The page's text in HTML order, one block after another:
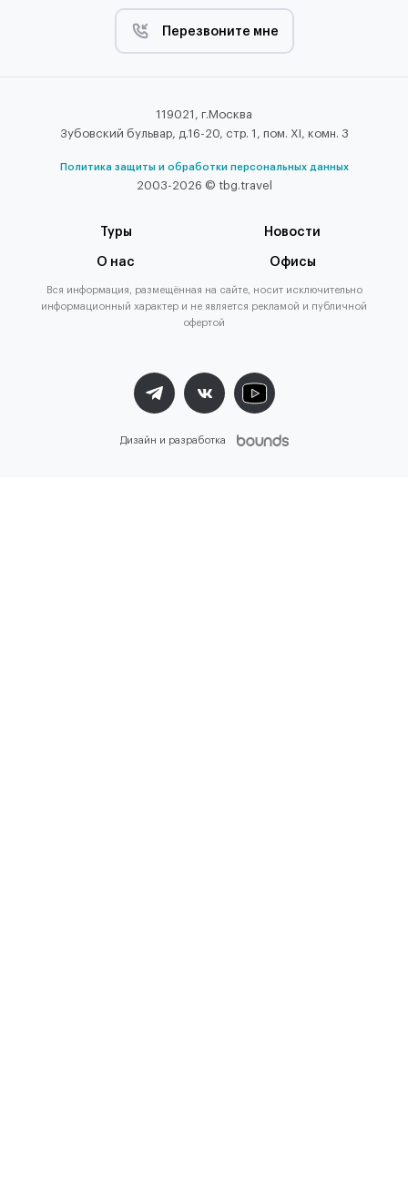
Перезвоните мне
119021, г.Москва
Зубовский бульвар, д.16-20, стр. 1, пом. XI, комн. 3
Политика защиты и обработки персональных данных
2003-2026 © tbg.travel
Туры Новости
О нас Офисы
Вся информация, размещённая на сайте, носит исключительно
информационный характер и не является рекламой и публичной
офертой
Дизайн и разработка